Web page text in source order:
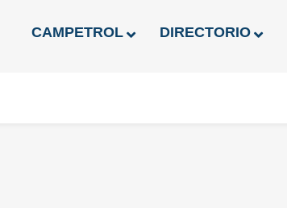
CAMPETROL DIRECTORIO